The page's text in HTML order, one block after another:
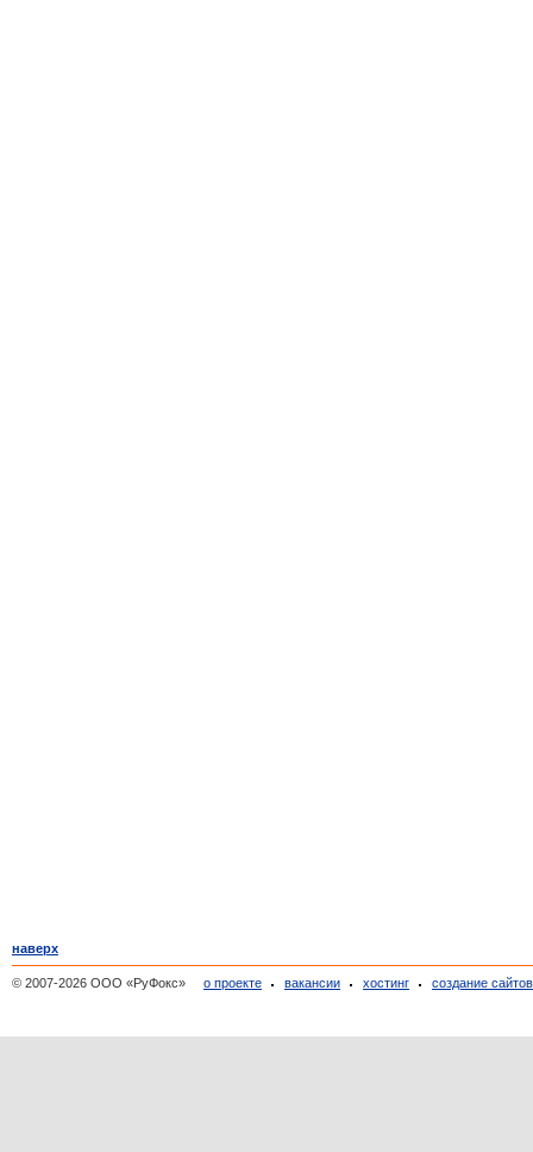
наверх
© 2007-2026 ООО «РуФокс» о проекте вакансии хостинг создание сайтов